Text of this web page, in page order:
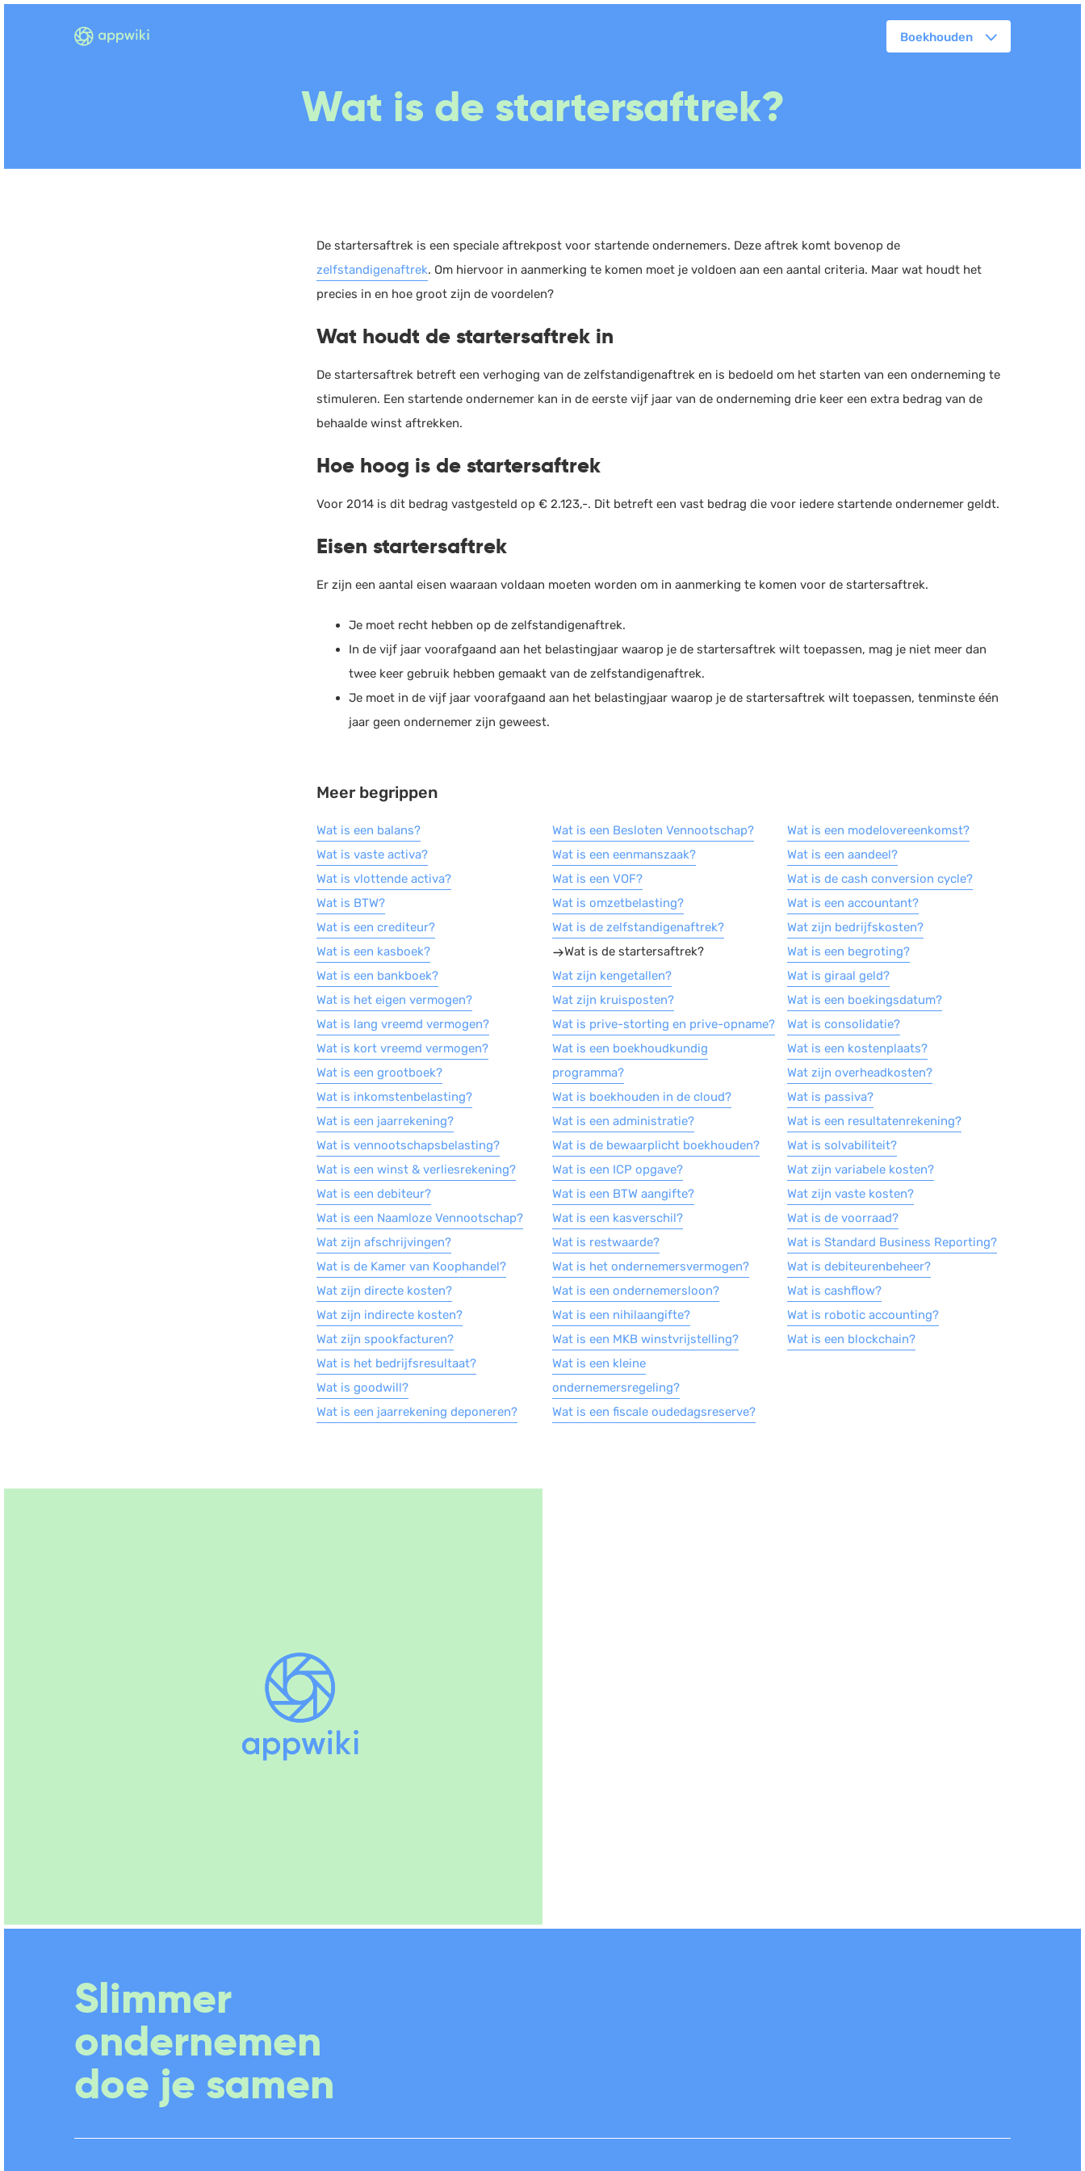
Facturatie
CRM
Planning
ERP
PSP
HRM
Salarisadministratie
Website
Marketing automation
VoIP
Helpdesk
Boekhouden
Wat is de startersaftrek?
De startersaftrek is een speciale aftrekpost voor startende ondernemers. Deze aftrek komt bovenop de
zelfstandigenaftrek. Om hiervoor in aanmerking te komen moet je voldoen aan een aantal criteria. Maar wat houdt het
precies in en hoe groot zijn de voordelen?
Wat houdt de startersaftrek in
De startersaftrek betreft een verhoging van de zelfstandigenaftrek en is bedoeld om het starten van een onderneming te
stimuleren. Een startende ondernemer kan in de eerste vijf jaar van de onderneming drie keer een extra bedrag van de
behaalde winst aftrekken.
Hoe hoog is de startersaftrek
Voor 2014 is dit bedrag vastgesteld op € 2.123,-. Dit betreft een vast bedrag die voor iedere startende ondernemer geldt.
Eisen startersaftrek
Er zijn een aantal eisen waaraan voldaan moeten worden om in aanmerking te komen voor de startersaftrek.
Je moet recht hebben op de zelfstandigenaftrek.
In de vijf jaar voorafgaand aan het belastingjaar waarop je de startersaftrek wilt toepassen, mag je niet meer dan
twee keer gebruik hebben gemaakt van de zelfstandigenaftrek.
Je moet in de vijf jaar voorafgaand aan het belastingjaar waarop je de startersaftrek wilt toepassen, tenminste één
jaar geen ondernemer zijn geweest.
Meer begrippen
Wat is een balans?
Wat is vaste activa?
Wat is vlottende activa?
Wat is BTW?
Wat is een crediteur?
Wat is een kasboek?
Wat is een bankboek?
Wat is het eigen vermogen?
Wat is lang vreemd vermogen?
Wat is kort vreemd vermogen?
Wat is een grootboek?
Wat is inkomstenbelasting?
Wat is een jaarrekening?
Wat is vennootschapsbelasting?
Wat is een winst & verliesrekening?
Wat is een debiteur?
Wat is een Naamloze Vennootschap?
Wat zijn afschrijvingen?
Wat is de Kamer van Koophandel?
Wat zijn directe kosten?
Wat zijn indirecte kosten?
Wat zijn spookfacturen?
Wat is het bedrijfsresultaat?
Wat is goodwill?
Wat is een jaarrekening deponeren?
Wat is een Besloten Vennootschap?
Wat is een eenmanszaak?
Wat is een VOF?
Wat is omzetbelasting?
Wat is de zelfstandigenaftrek?
Wat is de startersaftrek?
Wat zijn kengetallen?
Wat zijn kruisposten?
Wat is prive-storting en prive-opname?
Wat is een boekhoudkundig
programma?
Wat is boekhouden in de cloud?
Wat is een administratie?
Wat is de bewaarplicht boekhouden?
Wat is een ICP opgave?
Wat is een BTW aangifte?
Wat is een kasverschil?
Wat is restwaarde?
Wat is het ondernemersvermogen?
Wat is een ondernemersloon?
Wat is een nihilaangifte?
Wat is een MKB winstvrijstelling?
Wat is een kleine
ondernemersregeling?
Wat is een fiscale oudedagsreserve?
Wat is een modelovereenkomst?
Wat is een aandeel?
Wat is de cash conversion cycle?
Wat is een accountant?
Wat zijn bedrijfskosten?
Wat is een begroting?
Wat is giraal geld?
Wat is een boekingsdatum?
Wat is consolidatie?
Wat is een kostenplaats?
Wat zijn overheadkosten?
Wat is passiva?
Wat is een resultatenrekening?
Wat is solvabiliteit?
Wat zijn variabele kosten?
Wat zijn vaste kosten?
Wat is de voorraad?
Wat is Standard Business Reporting?
Wat is debiteurenbeheer?
Wat is cashflow?
Wat is robotic accounting?
Wat is een blockchain?
Slimmer
ondernemen
doe je samen